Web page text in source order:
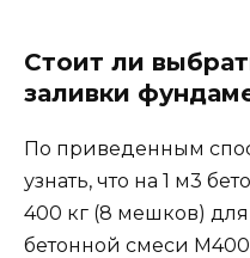
Стоит ли
заливки
По приведенным
узнать, что на 1 м3
400 кг (8 мешков)
бетонной смеси